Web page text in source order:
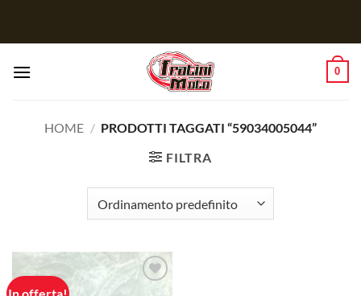
0
HOME / PRODOTTI TAGGATI “59034005044”
FILTRA